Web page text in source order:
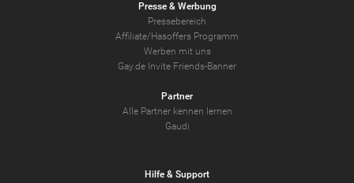
Presse & Werbung
Pressebereich
Affiliate/Hasoffers Programm
Werben mit uns
Gay.de Invite Friends-Banner
Partner
Alle Partner kennen lernen
Gaudi
Hilfe & Support